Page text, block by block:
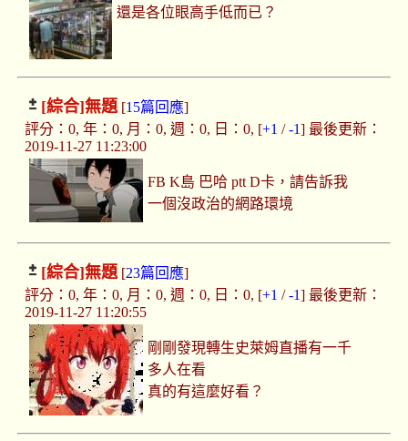
還是各位眼高手低而已？
[綜合]無題[15篇回應]
評分：0, 年：0, 月：0, 週：0, 日：0, [+1 /-1] 最後更新：
2019-11-27 11:23:00
FB K島 巴哈 ptt D卡，請告訴我
一個沒政治的網路環境
[綜合]無題[23篇回應]
評分：0, 年：0, 月：0, 週：0, 日：0, [+1 /-1] 最後更新：
2019-11-27 11:20:55
剛剛發現轉生史萊姆直播有一千
多人在看
真的有這麼好看？